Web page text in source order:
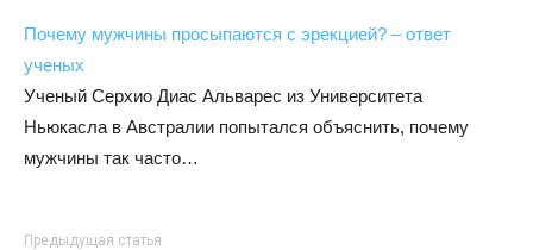
Почему мужчины просыпаются с эрекцией? – ответ
ученых
Ученый Серхио Диас Альварес из Университета
Ньюкасла в Австралии попытался объяснить, почему
мужчины так часто…
Предыдущая статья